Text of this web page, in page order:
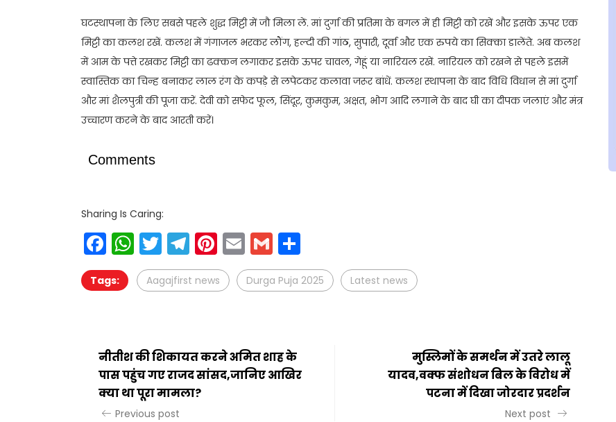
घटस्थापना के लिए सबसे पहले शुद्ध मिट्टी में जौ मिला लें. मां दुर्गा की प्रतिमा के बगल में ही मिट्टी को रखें और इसके ऊपर एक
मिट्टी का कलश रखें. कलश में गंगाजल भरकर लौंग, हल्दी की गांठ, सुपारी, दूर्वा और एक रुपये का सिक्का डालेंते. अब कलश
में आम के पत्ते रखकर मिट्टी का ढक्कन लगाकर इसके ऊपर चावल, गेहूं या नारियल रखें. नारियल को रखने से पहले इसमें
स्वास्तिक का चिन्ह बनाकर लाल रंग के कपड़े से लपेटकर कलावा जरूर बांधें. कलश स्थापना के बाद विधि विधान से मां दुर्गा
और मां शैलपुत्री की पूजा करें. देवी को सफेद फूल, सिंदूर, कुमकुम, अक्षत, भोग आदि लगाने के बाद घी का दीपक जलाएं और मंत्र
उच्चारण करने के बाद आरती करें।
Comments
Sharing Is Caring:
Facebook
WhatsApp
Twitter
Telegram
Pinterest
EmailGmail
Tags: Aagajfirst news Durga Puja 2025 Latest news
नीतीश की शिकायत करने अमित शाह के
पास पहुंच गए राजद सांसद,जानिए आखिर
क्या था पूरा मामला?
Previous post
मुस्लिमों के समर्थन में उतरे लालू
यादव,वक्फ संशोधन बिल के विरोध में
पटना में दिखा जोरदार प्रदर्शन
Next post